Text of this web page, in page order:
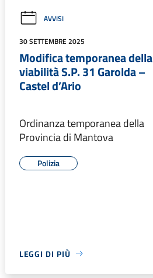
AVVISI
30 SETTEMBRE 2025
Modifica temporanea della
viabilità S.P. 31 Garolda –
Castel d’Ario
Ordinanza temporanea della
Provincia di Mantova
Polizia
LEGGI DI PIÙ